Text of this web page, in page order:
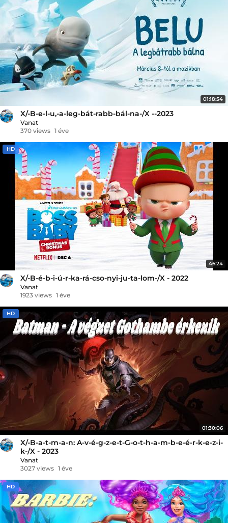
01:18:54
X/-B-e-l-u,-a-leg-bát-rabb-bál-na-/X --2023
Vanat
370 views 1 éve
HD
46:24
X/-B-é-b-i-ú-r-ka-rá-cso-nyi-ju-ta-lom-/X - 2022
Vanat
1923 views 1 éve
HD
01:30:06
X/-B-a-t-m-a-n: A-v-é-g-z-e-t-G-o-t-h-a-m-b-e-é-r-k-e-z-i-
k-/X - 2023
Vanat
3027 views 1 éve
HD